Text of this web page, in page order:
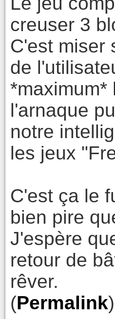
creuser 3
C'est miser
de
*maximum*
l'arnaque
notre
les jeux
C'est ça le
bien pire
J'espère
retour de
rêver.
(Permalink)